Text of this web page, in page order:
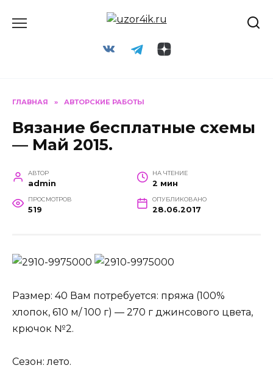
ГЛАВНАЯ » АВТОРСКИЕ РАБОТЫ
Вязание бесплатные схемы
— Май 2015.
АВТОР
admin
НА ЧТЕНИЕ
2 мин
ПРОСМОТРОВ
519
ОПУБЛИКОВАНО
28.06.2017
Размер: 40 Вам потребуется: пряжа (100%
хлопок, 610 м/ 100 г) — 270 г джинсового цвета,
крючок №2.
Сезон: лето.